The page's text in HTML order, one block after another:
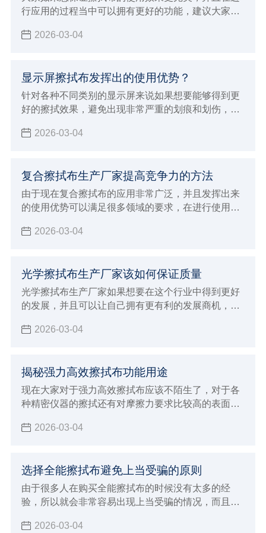
行应用的过程当中可以拥有更好的功能，建议大家必
买，自然就可以保证使用的效果更加完美，如果想要
2026-03-04
显示屏擦拭布发挥出的使用优势？
针对各种不同类别的显示屏来说如果想要能够得到更
好的擦拭效果，避免出现非常严重的划痕和划伤，建
拭，这样才可以保证清洁的效果更加完美
2026-03-04
复合擦拭布生产厂家提高竞争力的方法
由于现在复合擦拭布的应用非常广泛，并且发挥出来
的使用优势可以满足很多领域的要求，在进行使用的
的使用体验能够发挥出更好的功能性，大众消费者在
景非常广阔，但是竞争力也是非常激烈，如果想要得
到大众消费者的支持和认可，并且能够给予非常高的
好评，一定要注意下面这些提高竞争力的方法。
2026-03-04
光学擦拭布生产厂家该如何保证质量
光学擦拭布生产厂家如果想要在这个行业中得到更好
的发展，并且可以让自己拥有更有利的发展商机，建
个行业的发展动态，最重要的是了解大众消费者的需
发展才会更有竞争优势，由于现在生产光学擦拭布的
厂家越来越多，建议大家必须要保证生产质量，才能
够让自己未来的发展得到促进。
2026-03-04
揭秘强力高效擦拭布功能用途
现在大家对于强力高效擦拭布应该不陌生了，对于各
种精密仪器的擦拭还有对摩擦力要求比较高的表面擦
磨损和划痕，自然就可以让清洁的效果更加彻底
2026-03-04
选择全能擦拭布避免上当受骗的原则
由于很多人在购买全能擦拭布的时候没有太多的经
验，所以就会非常容易出现上当受骗的情况，而且现
牌也开始层出不穷，所以规格型号那边也开始更加多
2026-03-04